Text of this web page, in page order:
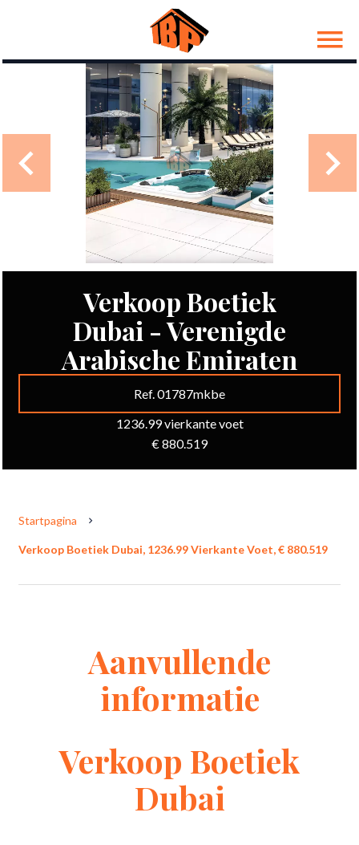
Verkoop Boetiek
Dubai - Verenigde
Arabische Emiraten
Ref. 01787mkbe
1236.99 vierkante voet
€ 880.519
Startpagina
Verkoop Boetiek Dubai, 1236.99 Vierkante Voet, € 880.519
Aanvullende
informatie
Verkoop Boetiek
Dubai